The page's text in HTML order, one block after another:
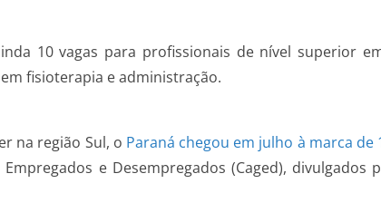
10 vagas para profissionais de nível superior
fisioterapia e administração.
na região Sul, o Paraná chegou em julho à marca
e Desempregados (Caged),